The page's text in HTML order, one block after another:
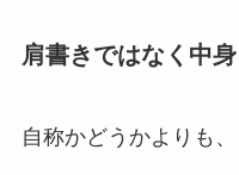
肩書きではなく中
自称かどうかよりも、